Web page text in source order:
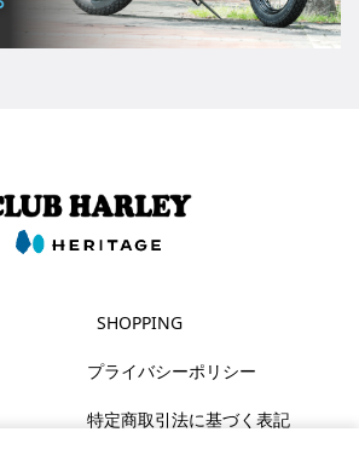
SHOPPING
プライバシーポリシー
特定商取引法に基づく表記